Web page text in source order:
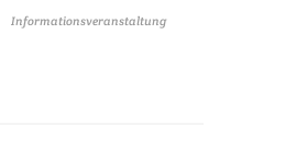
Informationsveranstaltung